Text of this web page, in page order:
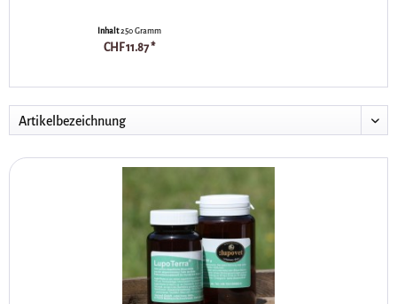
Inhalt250 Gramm
CHF 11.87 *